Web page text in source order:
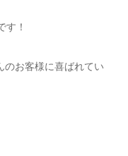
す！
のお客様に喜ばれてい